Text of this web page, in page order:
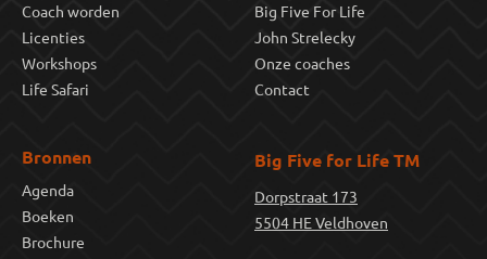
Big Five for Life TM
Dorpstraat 173
5504 HE Veldhoven
Coach worden
Licenties
Workshops
Life Safari
Big Five For Life
John Strelecky
Onze coaches
Contact
Bronnen
Agenda
Boeken
Brochure